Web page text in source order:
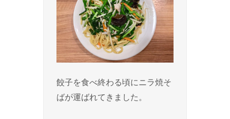
餃子を食べ終わる頃にニラ焼そ
ばが運ばれてきました。